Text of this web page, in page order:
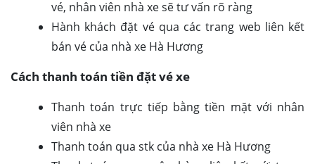
vé, nhân viên nhà xe sẽ tư vấn rõ ràng
Hành khách đặt vé qua các trang web liên kết
bán vé của nhà xe Hà Hương
Cách thanh toán tiền đặt vé xe
Thanh toán trực tiếp bằng tiền mặt với nhân
viên nhà xe
Thanh toán qua stk của nhà xe Hà Hương